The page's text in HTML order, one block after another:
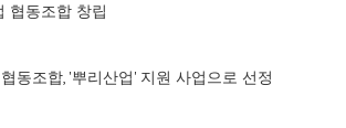
협동조합 창립
동조합, '뿌리산업' 지원 사업으로 선정